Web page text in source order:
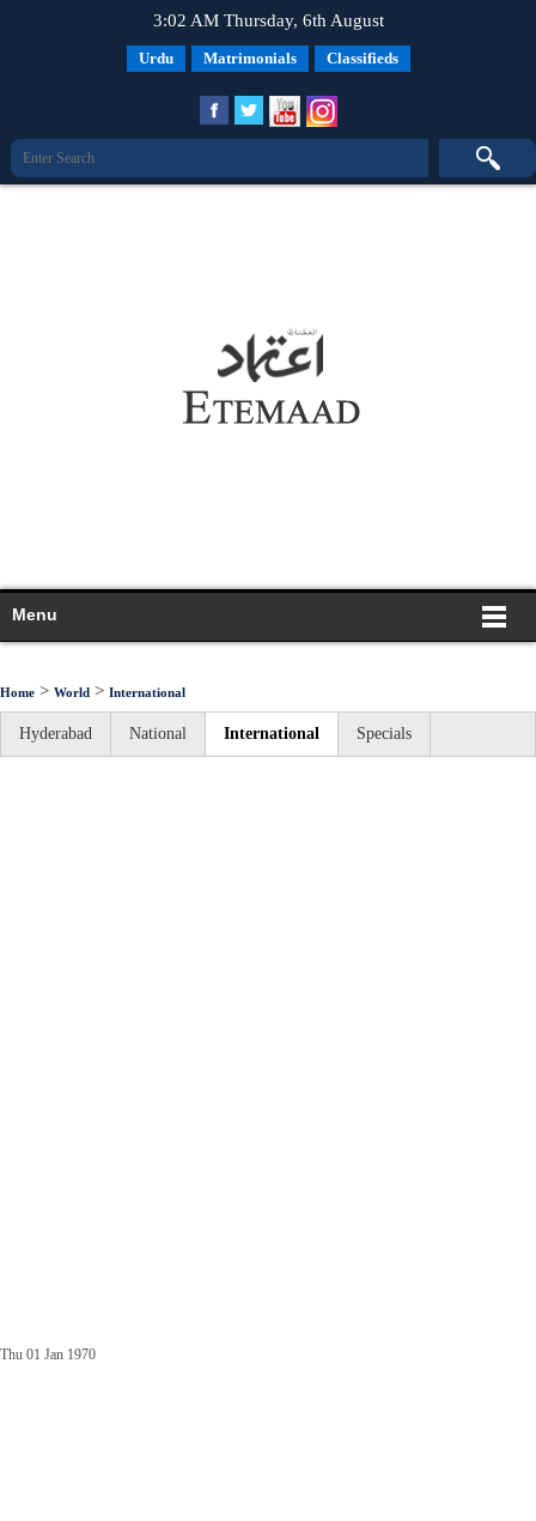
3:02 AM Thursday, 6th August
Urdu Matrimonials Classifieds
Menu
Home > World > International
Hyderabad National International Specials
Thu 01 Jan 1970